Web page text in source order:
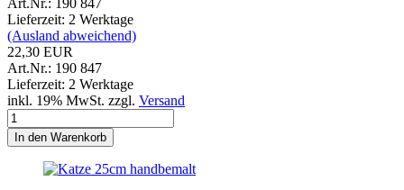
Lieferzeit: 2 Werktage
(Ausland abweichend)
22,30 EUR
Art.Nr.: 190 847
Lieferzeit: 2 Werktage
inkl. 19% MwSt. zzgl. Versand
In den Warenkorb